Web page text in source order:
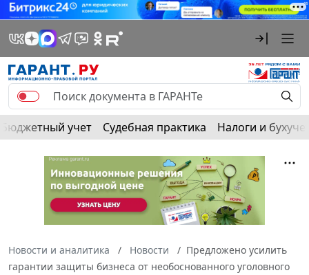
Бюджетный учет Судебная практика Налоги и
Новости и аналитика Новости
Предложено усилить
гарантии защиты бизнеса от необоснованного уголовного